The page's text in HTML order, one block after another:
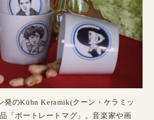
発のKühn Keramik(クーン・ケラミッ
「ポートレートマグ」。音楽家や画